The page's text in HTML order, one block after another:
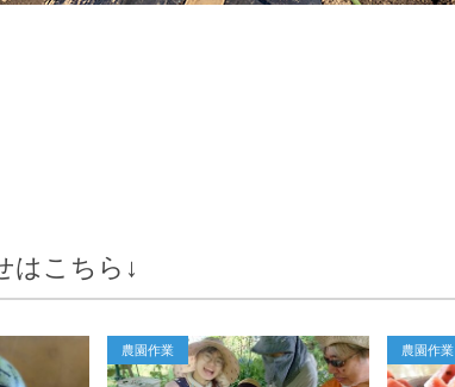
はこちら↓
農園作業 農園作業